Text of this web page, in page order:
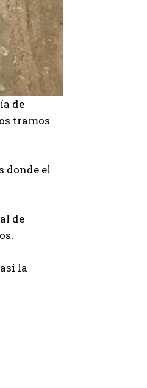
de
tramos
donde el
de
la